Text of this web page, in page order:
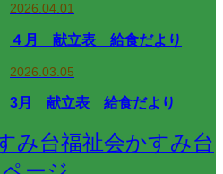
2026.04.01
４月 献立表 給食だより
2026.03.05
3月 献立表 給食だより